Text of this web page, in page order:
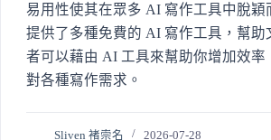
易用性使其在眾多 AI 寫作工具中脫穎
提供了多種免費的 AI 寫作工具，幫助
者可以藉由 AI 工具來幫助你增加效率
對各種寫作需求。
Sliven 褚崇名 2026-07-28